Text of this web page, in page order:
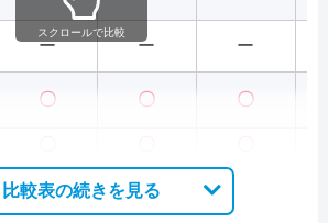
ー ー ー
〇 〇 〇
スクロールで比較
比較表の続きを見る